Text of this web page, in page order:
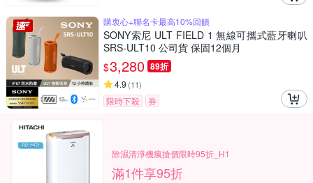
購衷心+聯名卡最高10%回饋
SONY索尼 ULT FIELD 1 無線可攜式藍牙喇叭
SRS-ULT10 公司貨 保固12個月
$3,280 89折
4.9 (11)
限時下殺 券
除濕清淨機瘋搶價限時95折_H1
滿1件享95折